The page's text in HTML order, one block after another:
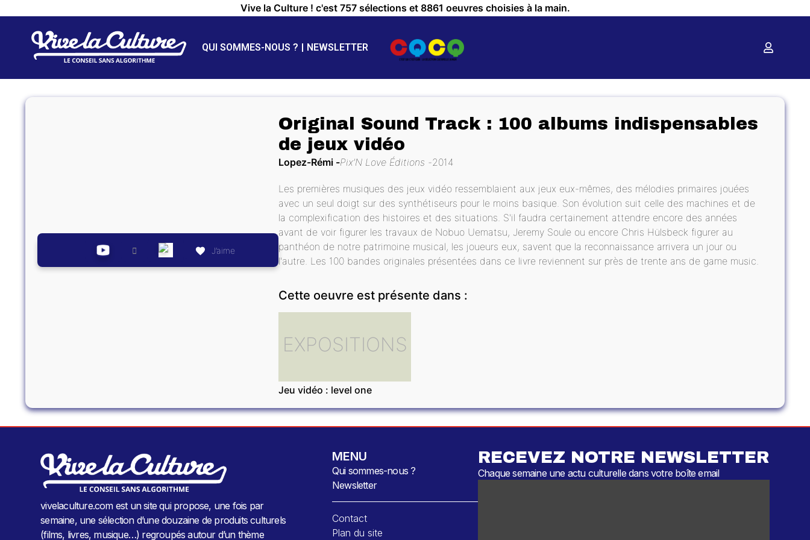
Vive la Culture ! c'est 757 sélections et 8861 oeuvres choisies à la main.
QUI SOMMES-NOUS ? NEWSLETTER
J’aime
Original Sound Track : 100 albums indispensables
de jeux vidéo
Lopez-Rémi Pix’N Love Éditions 2014
Les premières musiques des jeux vidéo ressemblaient aux jeux eux-mêmes, des mélodies primaires jouées
avec un seul doigt sur des synthétiseurs pour le moins basique. Son évolution suit celle des machines et de
la complexification des histoires et des situations. S'il faudra certainement attendre encore des années
avant de voir figurer les travaux de Nobuo Uematsu, Jeremy Soule ou encore Chris Hülsbeck figurer au
panthéon de notre patrimoine musical, les joueurs eux, savent que la reconnaissance arrivera un jour ou
l'autre. Les 100 bandes originales présentées dans ce livre reviennent sur près de trente ans de game music.
Cette oeuvre est présente dans :
EXPOSITIONS
Jeu vidéo : level one
vivelaculture.com est un site qui propose, une fois par
semaine, une sélection d’une douzaine de produits culturels
(films, livres, musique…) regroupés autour d’un thème
MENU
Qui sommes-nous ?
Newsletter
Contact
Plan du site
RECEVEZ NOTRE NEWSLETTER
Chaque semaine une actu culturelle dans votre boîte email